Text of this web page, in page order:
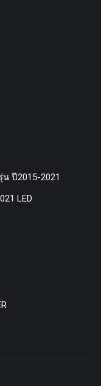
น ปี2015-2021
LED